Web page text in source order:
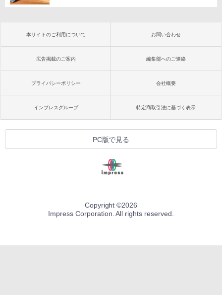
本サイトのご利用について お問い合わせ
広告掲載のご案内 編集部へのご連絡
プライバシーポリシー 会社概要
インプレスグループ 特定商取引法に基づく表示
PC版で見る
Copyright ©2026
Impress Corporation. All rights reserved.